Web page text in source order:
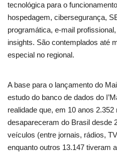
tecnológica para o
hospedagem, cibersegurança,
programática, e-mail
insights. São contemplados até
especial no regional.
A base para o lançamento do
estudo do banco de dados do
realidade que, em 10 anos
desapareceram do Brasil desde
veículos (entre jornais, rádios,
enquanto outros 13.147 tiveram